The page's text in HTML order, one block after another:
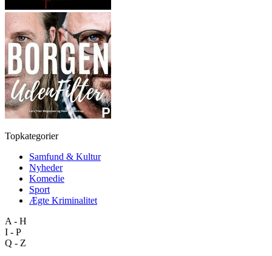
Topkategorier
Samfund & Kultur
Nyheder
Komedie
Sport
Ægte Kriminalitet
A - H
I - P
Q - Z